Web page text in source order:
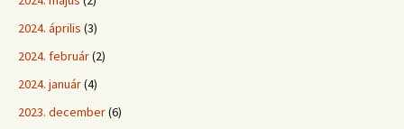
2024. április (3)
2024. február(2)
2024. január(4)
2023. december(6)